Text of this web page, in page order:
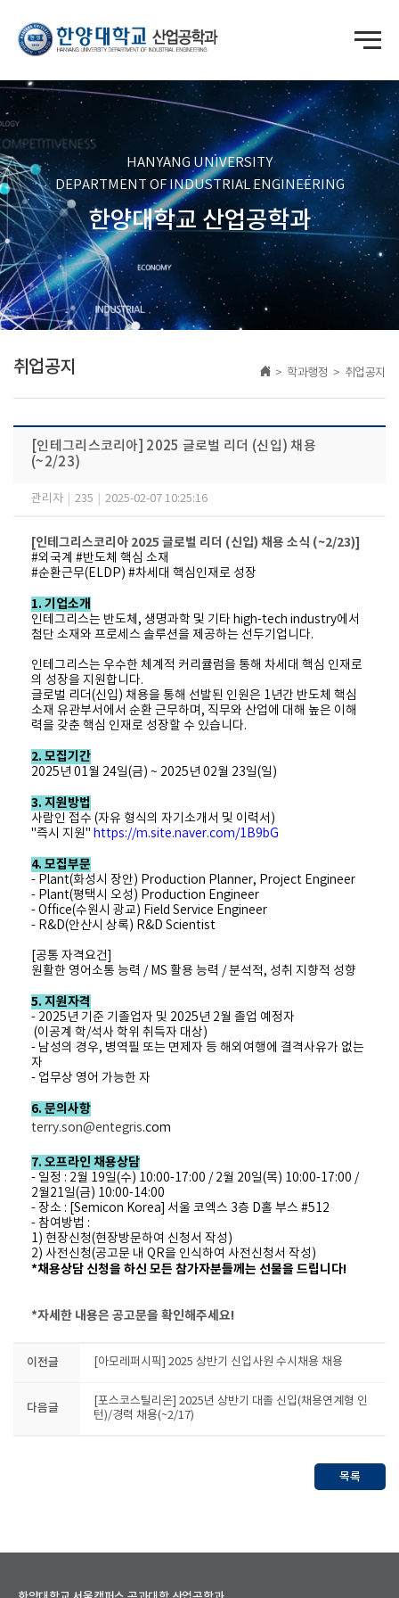
HANYANG UNIVERSITY
DEPARTMENT OF INDUSTRIAL ENGINEERING
한양대학교 산업공학과
취업공지 > 학과행정 > 취업공지
[인테그리스코리아] 2025 글로벌 리더 (신입) 채용
(~2/23)
관리자 235 2025-02-07 10:25:16
[인테그리스코리아 2025 글로벌 리더 (신입) 채용 소식 (~2/23)]
#외국계 #반도체 핵심 소재
#순환근무(ELDP) #차세대 핵심인재로 성장
1. 기업소개
인테그리스는 반도체, 생명과학 및 기타 high-tech industry에서
첨단 소재와 프로세스 솔루션을 제공하는 선두기업니다.
인테그리스는 우수한 체계적 커리큘럼을 통해 차세대 핵심 인재로
의 성장을 지원합니다.
글로벌 리더(신입) 채용을 통해 선발된 인원은 1년간 반도체 핵심
소재 유관부서에서 순환 근무하며, 직무와 산업에 대해 높은 이해
력을 갖춘 핵심 인재로 성장할 수 있습니다.
2. 모집기간
2025년 01월 24일(금) ~ 2025년 02월 23일(일)
3. 지원방법
사람인 접수 (자유 형식의 자기소개서 및 이력서)
"즉시 지원" https://m.site.naver.com/1B9bG
4. 모집부문
- Plant(화성시 장안) Production Planner, Project Engineer
- Plant(평택시 오성) Production Engineer
- Office(수원시 광교) Field Service Engineer
- R&D(안산시 상록) R&D Scientist
[공통 자격요건]
원활한 영어소통 능력 / MS 활용 능력 / 분석적, 성취 지향적 성향
5. 지원자격
- 2025년 기준 기졸업자 및 2025년 2월 졸업 예정자
(이공계 학/석사 학위 취득자 대상)
- 남성의 경우, 병역필 또는 면제자 등 해외여행에 결격사유가 없는
자
- 업무상 영어 가능한 자
6. 문의사항
terry.son@entegris.com
7. 오프라인 채용상담
- 일정 : 2월 19일(수) 10:00-17:00 / 2월 20일(목) 10:00-17:00 /
2월21일(금) 10:00-14:00
- 장소 : [Semicon Korea] 서울 코엑스 3층 D홀 부스 #512
- 참여방법 :
1) 현장신청(현장방문하여 신청서 작성)
2) 사전신청(공고문 내 QR을 인식하여 사전신청서 작성)
*채용상담 신청을 하신 모든 참가자분들께는 선물을 드립니다!
*자세한 내용은 공고문을 확인해주세요!
이전글 [아모레퍼시픽] 2025 상반기 신입사원 수시채용 채용
다음글
[포스코스틸리온] 2025년 상반기 대졸 신입(채용연계형 인
턴)/경력 채용(~2/17)
목록